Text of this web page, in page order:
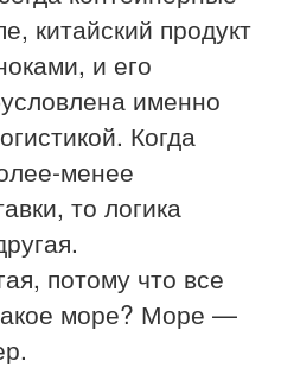
китайский продукт
и его
именно
Когда
менее
то логика
потому что все
море? Море —